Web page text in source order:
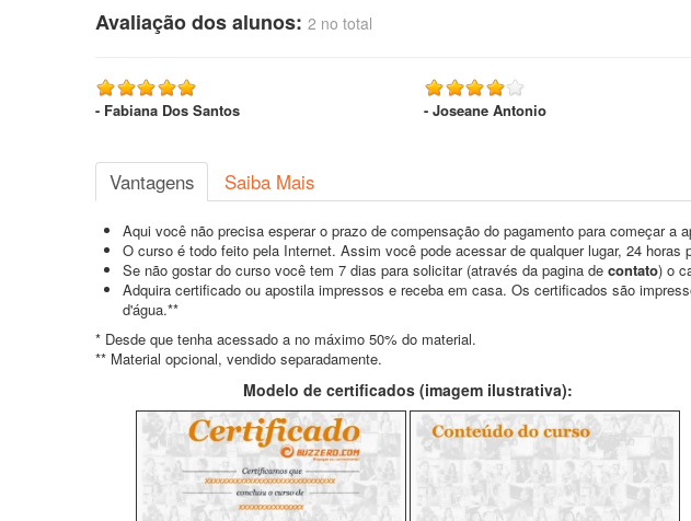
Avaliação dos alunos: 2 no total
- Fabiana Dos Santos - Joseane Antonio
Vantagens Saiba Mais
Aqui você não precisa esperar o prazo de compensação do pagamento para começar a
O curso é todo feito pela Internet. Assim você pode acessar de qualquer lugar, 24 horas
Se não gostar do curso você tem 7 dias para solicitar (através da pagina de contato) o
Adquira certificado ou apostila impressos e receba em casa. Os certificados são
d'água.**
* Desde que tenha acessado a no máximo 50% do material.
** Material opcional, vendido separadamente.
Modelo de certificados (imagem ilustrativa):